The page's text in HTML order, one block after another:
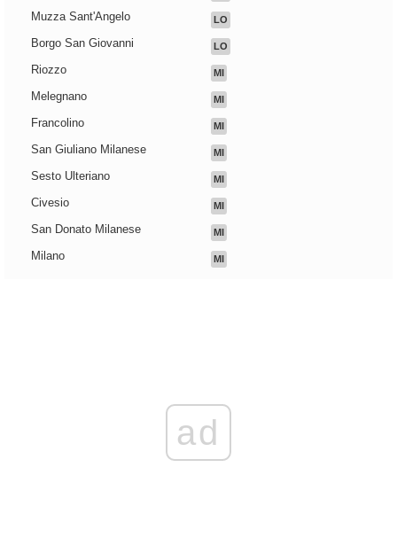
Muzza Sant'Angelo LO
Borgo San Giovanni LO
Riozzo MI
Melegnano MI
Francolino MI
San Giuliano Milanese MI
Sesto Ulteriano MI
Civesio MI
San Donato Milanese MI
Milano MI
ad